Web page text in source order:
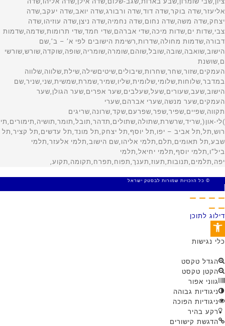
© כל הזכויות שמורות לבסטק ישראל
דילוג לתוכן
פתח סרגל נגישות
כלי נגישות
הגדל טקסט
הקטן טקסט
גווני אפור
ניגודיות גבוהה
ניגודיות הפוכה
רקע בהיר
הדגשת קישורים